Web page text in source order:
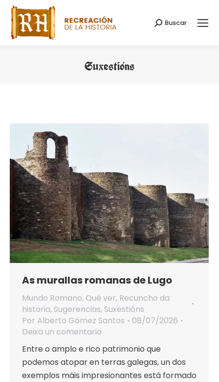
Search:
Buscar
Suxestións
As murallas romanas de Lugo
Mundo Romano, Qué ver, Recuncho da
historia, Sugerencias, Suxestións
Por Alberto Gómez Santos
08/07/2026
Deixa un comentario
Entre o amplo e rico patrimonio que
podemos atopar en terras galegas, un dos
exemplos máis impresionantes está formado